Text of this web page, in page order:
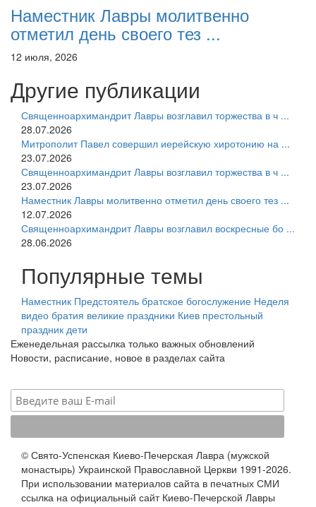
Наместник Лавры молитвенно
отметил день своего тез ...
12 июля, 2026
Другие публикации
Священноархимандрит Лавры возглавил торжества в ч ...
28.07.2026
Митрополит Павел совершил иерейскую хиротонию на ...
23.07.2026
Священноархимандрит Лавры возглавил торжества в ч ...
23.07.2026
Наместник Лавры молитвенно отметил день своего тез ...
12.07.2026
Священноархимандрит Лавры возглавил воскресные бо ...
28.06.2026
Популярные темы
Наместник Предстоятель братское богослужение Неделя
видео братия великие праздники Киев престольный
праздник дети
Еженедельная рассылка только важных обновлений
Новости, расписание, новое в разделах сайта
© Свято-Успенская Киево-Печерская Лавра (мужской
монастырь) Украинской Православной Церкви 1991-2026.
При использовании материалов сайта в печатных СМИ
ссылка на официальный сайт Киево-Печерской Лавры